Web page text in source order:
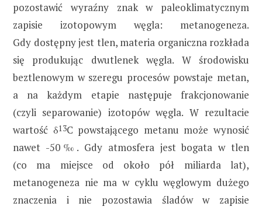
pozostawić wyraźny znak w paleoklimatycznym
zapisie izotopowym węgla: metanogeneza.
Gdy dostępny jest tlen, materia organiczna rozkłada
się produkując dwutlenek węgla. W środowisku
beztlenowym w szeregu procesów powstaje metan,
a na każdym etapie następuje frakcjonowanie
(czyli separowanie) izotopów węgla. W rezultacie
wartość δ13C powstającego metanu może wynosić
nawet -50‰. Gdy atmosfera jest bogata w tlen
(co ma miejsce od około pół miliarda lat),
metanogeneza nie ma w cyklu węglowym dużego
znaczenia i nie pozostawia śladów w zapisie